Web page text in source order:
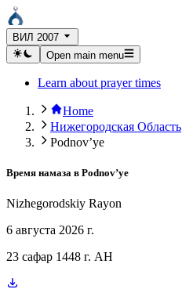
ВИЛ 2007
Open main menu
Learn about prayer times
Home
Нижегородская Область
Podnov’ye
Время намаза в Podnov’ye
Nizhegorodskiy Rayon
6 августа 2026 г.
23 сафар 1448 г. AH